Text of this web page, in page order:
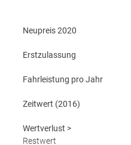
Neupreis2020
Erstzulassung
Fahrleistung pro Jahr
Zeitwert (2016)
Wertverlust >
Restwert